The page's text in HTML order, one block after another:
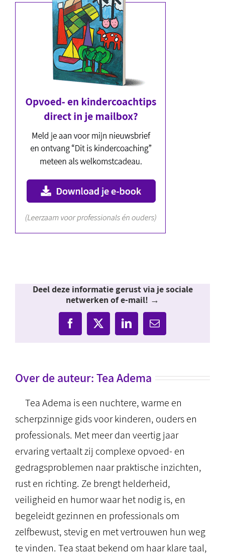
Deel deze informatie gerust via je sociale
netwerken of e-mail! →
Facebook
X LinkedIn
E-
mail
Over de auteur:Tea Adema
Tea Adema is een nuchtere, warme en
scherpzinnige gids voor kinderen, ouders en
professionals. Met meer dan veertig jaar
ervaring vertaalt zij complexe opvoed- en
gedragsproblemen naar praktische inzichten,
rust en richting. Ze brengt helderheid,
veiligheid en humor waar het nodig is, en
begeleidt gezinnen en professionals om
zelfbewust, stevig en met vertrouwen hun weg
te vinden. Tea staat bekend om haar klare taal,